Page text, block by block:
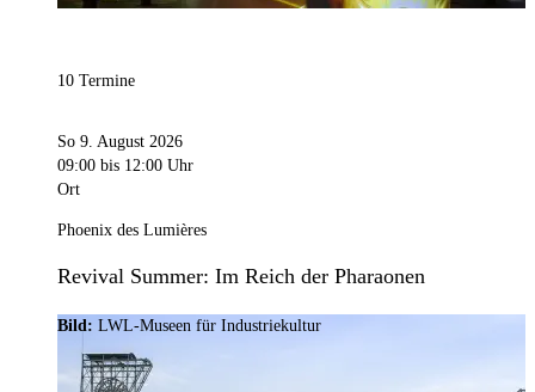
10 Termine
So 9. August 2026
09:00 bis 12:00 Uhr
Ort
Phoenix des Lumières
Revival Summer: Im Reich der Pharaonen
Bild: LWL-Museen für Industriekultur